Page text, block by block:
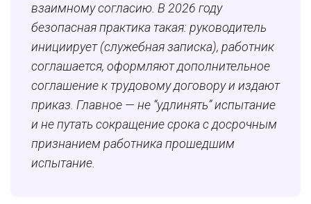
взаимному согласию. В 2026 году
безопасная практика такая: руководитель
инициирует (служебная записка), работник
соглашается, оформляют дополнительное
соглашение к трудовому договору и издают
приказ. Главное — не “удлинять” испытание
и не путать сокращение срока с досрочным
признанием работника прошедшим
испытание.